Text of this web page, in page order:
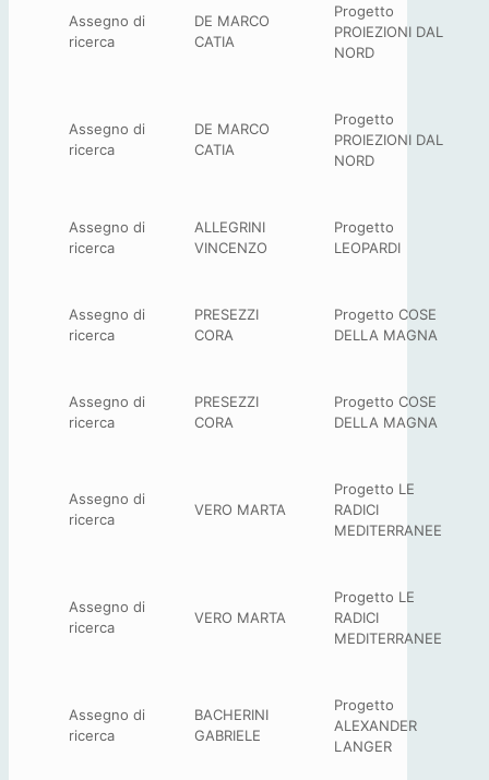
Assegno di
ricerca
DE MARCO
CATIA
Progetto
PROIEZIONI DAL
NORD
Assegno di
ricerca
DE MARCO
CATIA
Progetto
PROIEZIONI DAL
NORD
Assegno di
ricerca
ALLEGRINI
VINCENZO
Progetto
LEOPARDI
Assegno di
ricerca
PRESEZZI
CORA
Progetto COSE
DELLA MAGNA
Assegno di
ricerca
PRESEZZI
CORA
Progetto COSE
DELLA MAGNA
Assegno di
ricerca
VERO MARTA
Progetto LE
RADICI
MEDITERRANEE
Assegno di
ricerca
VERO MARTA
Progetto LE
RADICI
MEDITERRANEE
Assegno di
ricerca
BACHERINI
GABRIELE
Progetto
ALEXANDER
LANGER